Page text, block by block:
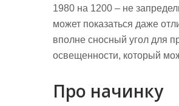
1980 на 1200 – не
может показаться даже
вполне сносный угол для
освещенности, который
Про начинку